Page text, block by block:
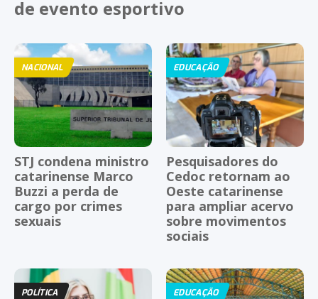
de evento esportivo
NACIONAL
STJ condena ministro
catarinense Marco
Buzzi a perda de
cargo por crimes
sexuais
EDUCAÇÃO
Pesquisadores do
Cedoc retornam ao
Oeste catarinense
para ampliar acervo
sobre movimentos
sociais
POLÍTICA EDUCAÇÃO